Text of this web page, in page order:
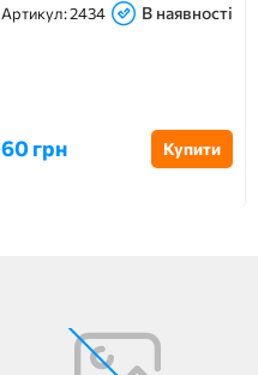
Артикул:2434 В наявності
60 грн Купити